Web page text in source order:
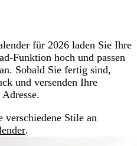
für 2026 laden Sie Ihre
Funktion hoch und passen
Sobald Sie fertig sind,
und versenden Ihre
Stile an
.